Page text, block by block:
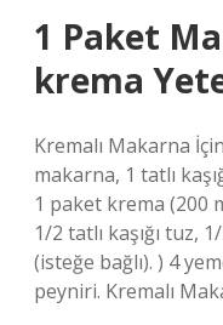
1 Paket
krema
Kremalı Makarna
makarna, 1 tatlı
1 paket krema (200
1/2 tatlı kaşığı tuz,
(isteğe bağlı). ) 4
peyniri. Kremalı